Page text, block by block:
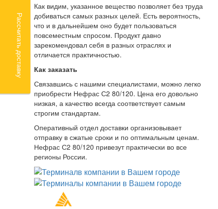
Как видим, указанное вещество позволяет без труда
добиваться самых разных целей. Есть вероятность,
что и в дальнейшем оно будет пользоваться
повсеместным спросом. Продукт давно
зарекомендовал себя в разных отраслях и
отличается практичностью.
Как заказать
Связавшись с нашими специалистами, можно легко
приобрести Нефрас С2 80/120. Цена его довольно
низкая, а качество всегда соответствует самым
строгим стандартам.
Оперативный отдел доставки организовывает
отправку в сжатые сроки и по оптимальным ценам.
Нефрас С2 80/120 привезут практически во все
регионы России.
Рассчитать доставку